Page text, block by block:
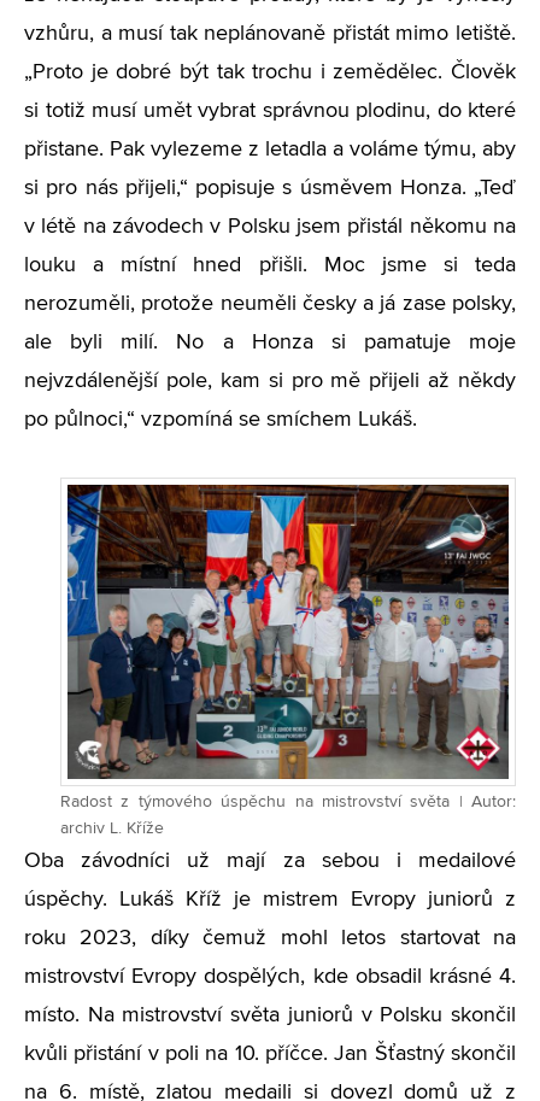
vzhůru, a musí tak neplánovaně přistát mimo letiště.
„Proto je dobré být tak trochu i zemědělec. Člověk
si totiž musí umět vybrat správnou plodinu, do které
přistane. Pak vylezeme z letadla a voláme týmu, aby
si pro nás přijeli,“ popisuje s úsměvem Honza. „Teď
v létě na závodech v Polsku jsem přistál někomu na
louku a místní hned přišli. Moc jsme si teda
nerozuměli, protože neuměli česky a já zase polsky,
ale byli milí. No a Honza si pamatuje moje
nejvzdálenější pole, kam si pro mě přijeli až někdy
po půlnoci,“ vzpomíná se smíchem Lukáš.
Radost z týmového úspěchu na mistrovství světa | Autor:
archiv L. Kříže
Oba závodníci už mají za sebou i medailové
úspěchy. Lukáš Kříž je mistrem Evropy juniorů z
roku 2023, díky čemuž mohl letos startovat na
mistrovství Evropy dospělých, kde obsadil krásné 4.
místo. Na mistrovství světa juniorů v Polsku skončil
kvůli přistání v poli na 10. příčce. Jan Šťastný skončil
na 6. místě, zlatou medaili si dovezl domů už z